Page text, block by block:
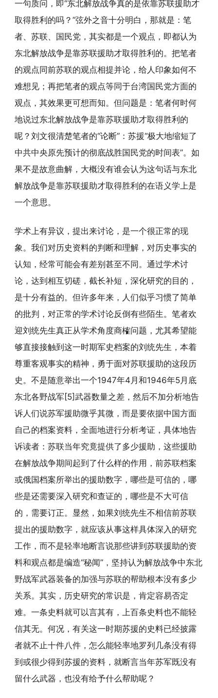
一句质问，即“东北解放战争真的是依靠苏联援助才
取得胜利的吗？”弦外之音十分明白，那就是：笔
者、苏联、国民党，其实都是一个观点，即都认为
东北解放战争是靠苏联援助才取得胜利的。把笔者
的观点同前苏联的观点相提并论，给人印象如何不
难想见；再把笔者的观点等同于台湾国民党方面的
观点，其效果更可想而知。但问题是：笔者何时何
地说过东北解放战争是靠苏联援助才取得胜利的
呢？刘文很清楚笔者的“论断”：苏援“极大地缩短了
中共中央原先预计的彻底战胜国民党的时间表”。如
果不是故意曲解，大概没有谁会认为这句话与东北
解放战争是靠苏联援助才取得胜利的在语义学上是
一个意思。
学术上有异议，提出来讨论，是一个很正常的现
象。我们对历史资料的判断和理解，对历史事实的
认知，经常可能会有差别甚至不同。通过学术讨
论，达到相互切磋，截长补短，深化研究的目的，
是十分有益的。但许多年来，人们似乎习惯了简单
的批判，对正常的学术讨论反倒有些陌生。笔者欢
迎刘统先生真正从学术角度商榷问题，尤其希望能
够直接接触到这一时期军史档案的刘统先生，本着
尊重客观事实的精神，勇于面对苏联援助的这段历
史。不是随意举出一个1947年4月和1946年5月底
东北各野战军[5]武器数量之差，然后不加分析地告
诉人们说苏军援助微乎其微，而是要依据中国方面
自己的档案资料，全面地进行分析考证，具体地告
诉读者：苏联当年究竟提供了多少援助，这些援助
在解放战争期间起到了什么样的作用，前苏联档案
或俄国档案所举出的援助数字，哪些是可信的，哪
些是还需要深入研究和查证的，哪些是不大可信
的，需要订正。显然，如果刘统先生不相信前苏联
提出的援助数字，就应该从事这样具体深入的研究
工作，而不是轻率地断言说那些讲到苏联援助的资
料和观点都是编造“秘闻”，坚持认为解放战争中东北
野战军武器装备的加强与苏联的帮助根本没有多少
关系。其实，历史研究的常识是，肯定容易否定
难。一条史料就可以言其有，上百条史料也不能轻
信其无。何况，有关这一时期苏援的史料已经披露
者就不止十件八件，怎么能轻率地罗列几条没有得
到或很少得到苏援的资料，就断言当年苏军既没有
留什么武器，也没有给予什么帮助呢？